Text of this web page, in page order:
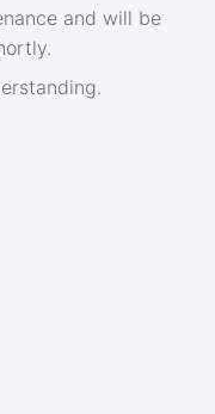
and will be